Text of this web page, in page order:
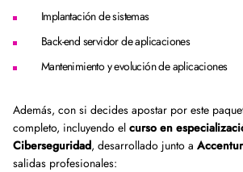
Implantación de sistemas
Back-end servidor de aplicaciones
Mantenimiento y evolución de aplicaciones
Además, con si decides apostar por este
completo, incluyendo el curso en
Ciberseguridad, desarrollado junto a
salidas profesionales: